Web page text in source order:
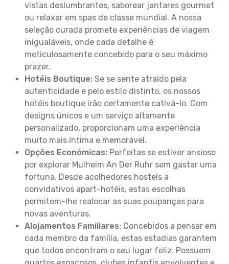
vistas deslumbrantes, saborear jantares gourmet
ou relaxar em spas de classe mundial. A nossa
seleção curada promete experiências de viagem
inigualáveis, onde cada detalhe é
meticulosamente concebido para o seu máximo
prazer.
Hotéis Boutique: Se se sente atraído pela
autenticidade e pelo estilo distinto, os nossos
hotéis boutique irão certamente cativá-lo. Com
designs únicos e um serviço altamente
personalizado, proporcionam uma experiência
muito mais íntima e memorável.
Opções Económicas: Perfeitas se estiver ansioso
por explorar Mulheim An Der Ruhr sem gastar uma
fortuna. Desde acolhedores hostels a
convidativos apart-hotéis, estas escolhas
permitem-lhe realocar as suas poupanças para
novas aventuras.
Alojamentos Familiares: Concebidos a pensar em
cada membro da família, estas estadias garantem
que todos encontram o seu lugar feliz. Possuem